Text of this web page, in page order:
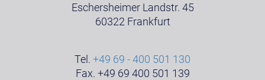
Eschersheimer Landstr. 45
60322 Frankfurt
Tel. +49 69 - 400 501 130
Fax. +49 69 400 501 139